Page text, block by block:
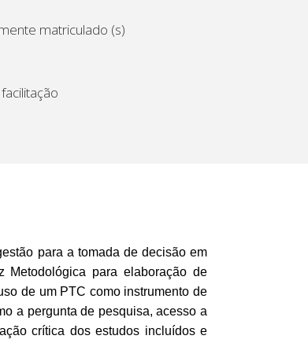
matriculado (s)
para a tomada de decisão em
Metodológica para elaboração de
de um PTC como instrumento de
a pergunta de pesquisa, acesso a
crítica dos estudos incluídos e